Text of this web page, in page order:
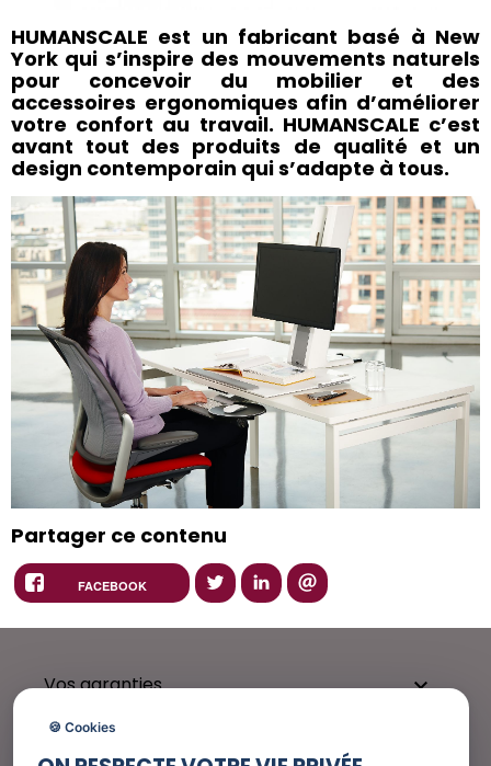
HUMANSCALE est un fabricant basé à New
York qui s’inspire des mouvements naturels
pour concevoir du mobilier et des
accessoires ergonomiques afin d’améliorer
votre confort au travail. HUMANSCALE c’est
avant tout des produits de qualité et un
design contemporain qui s’adapte à tous.
Partager ce contenu
FACEBOOK
Vos garanties 
🍪 Cookies